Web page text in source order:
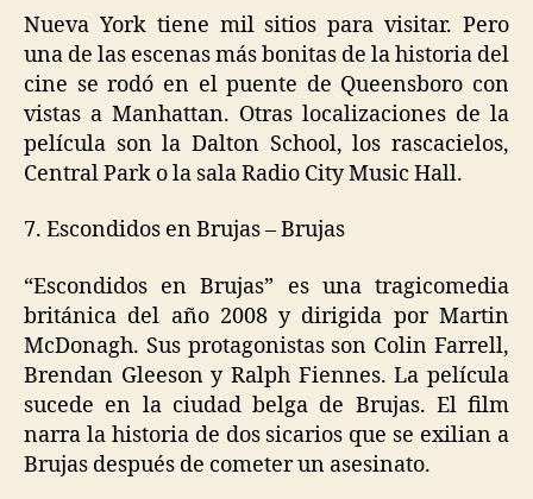
Nueva York tiene mil sitios para visitar. Pero
una de las escenas más bonitas de la historia del
cine se rodó en el puente de Queensboro con
vistas a Manhattan. Otras localizaciones de la
película son la Dalton School, los rascacielos,
Central Park o la sala Radio City Music Hall.
7. Escondidos en Brujas – Brujas
“Escondidos en Brujas” es una tragicomedia
británica del año 2008 y dirigida por Martin
McDonagh. Sus protagonistas son Colin Farrell,
Brendan Gleeson y Ralph Fiennes. La película
sucede en la ciudad belga de Brujas. El film
narra la historia de dos sicarios que se exilian a
Brujas después de cometer un asesinato.